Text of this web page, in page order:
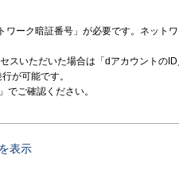
ワーク暗証番号」が必要です。ネット
スいただいた場合は「dアカウントの
が可能です。
」でご確認ください。
表示